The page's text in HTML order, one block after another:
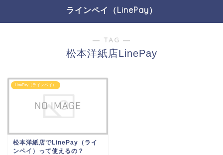
ラインペイ（LinePay）
― TAG ―
松本洋紙店LinePay
LinePay（ラインペイ）
松本洋紙店でLinePay（ライ
ンペイ）って使えるの？